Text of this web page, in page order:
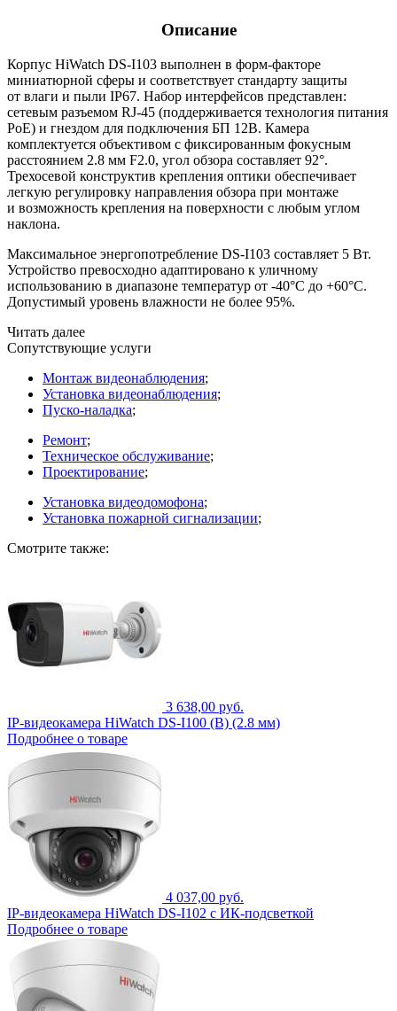
Описание
Корпус HiWatch DS-I103 выполнен в форм-факторе
миниатюрной сферы и соответствует стандарту защиты
от влаги и пыли IP67. Набор интерфейсов представлен:
сетевым разъемом RJ-45 (поддерживается технология питания
PoE) и гнездом для подключения БП 12В. Камера
комплектуется объективом с фиксированным фокусным
расстоянием 2.8 мм F2.0, угол обзора составляет 92°.
Трехосевой конструктив крепления оптики обеспечивает
легкую регулировку направления обзора при монтаже
и возможность крепления на поверхности с любым углом
наклона.
Максимальное энергопотребление DS-I103 составляет 5 Вт.
Устройство превосходно адаптировано к уличному
использованию в диапазоне температур от -40°C до +60°C.
Допустимый уровень влажности не более 95%.
Читать далее
Сопутствующие услуги
Монтаж видеонаблюдения;
Установка видеонаблюдения;
Пуско-наладка;
Ремонт;
Техническое обслуживание;
Проектирование;
Установка видеодомофона;
Установка пожарной сигнализации;
Смотрите также:
3 638,00 руб.
IP-видеокамера HiWatch DS-I100 (B) (2.8 мм)
Подробнее о товаре
4 037,00 руб.
IP-видеокамера HiWatch DS-I102 с ИК-подсветкой
Подробнее о товаре